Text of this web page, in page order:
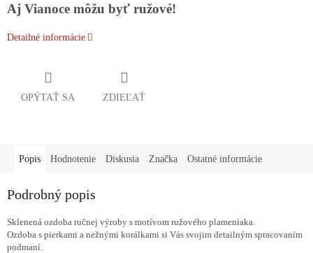
Aj Vianoce môžu byť ružové!
Detailné informácie
OPÝTAŤ SA ZDIEĽAŤ
Popis Hodnotenie Diskusia Značka Ostatné informácie
Podrobný popis
Sklenená ozdoba ručnej výroby s motívom ružového plameniaka.
Ozdoba s pierkami a nežnými korálkami si Vás svojim detailným spracovaním
podmaní.